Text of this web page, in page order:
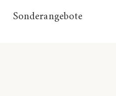
Sonderangebote